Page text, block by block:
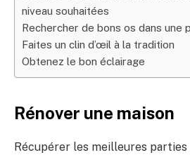
niveau souhaitées
Rechercher de bons os dans une
Faites un clin d’œil à la tradition
Obtenez le bon éclairage
Rénover une maison
Récupérer les meilleures parties